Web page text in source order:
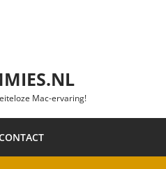
Mac-ervaring!